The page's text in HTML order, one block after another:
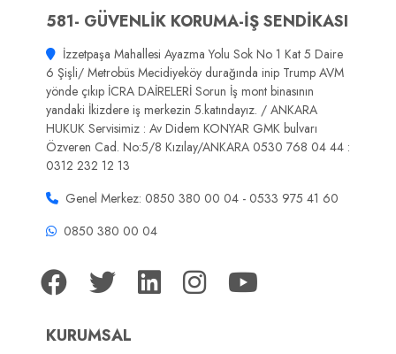
581- GÜVENLİK KORUMA-İŞ SENDİKASI
İzzetpaşa Mahallesi Ayazma Yolu Sok No 1 Kat 5 Daire
6 Şişli/ Metrobüs Mecidiyeköy durağında inip Trump AVM
yönde çıkıp İCRA DAİRELERİ Sorun İş mont binasının
yandaki İkizdere iş merkezin 5.katındayız. / ANKARA
HUKUK Servisimiz : Av Didem KONYAR GMK bulvarı
Özveren Cad. No:5/8 Kızılay/ANKARA 0530 768 04 44 :
0312 232 12 13
Genel Merkez: 0850 380 00 04 - 0533 975 41 60
0850 380 00 04
KURUMSAL